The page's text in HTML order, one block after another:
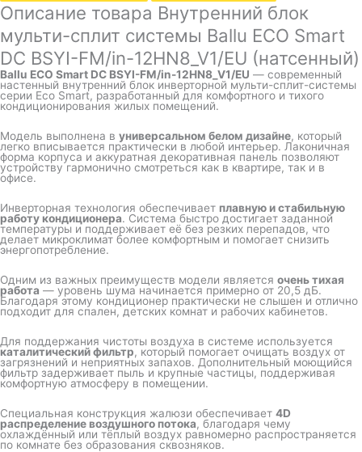
Описание товара Внутренний блок
мульти-сплит системы Ballu ECO Smart
DC BSYI-FM/in-12HN8_V1/EU (натсенный)
Ballu ECO Smart DC BSYI-FM/in-12HN8_V1/EU — современный
настенный внутренний блок инверторной мульти-сплит-системы
серии Eco Smart, разработанный для комфортного и тихого
кондиционирования жилых помещений.
Модель выполнена в универсальном белом дизайне, который
легко вписывается практически в любой интерьер. Лаконичная
форма корпуса и аккуратная декоративная панель позволяют
устройству гармонично смотреться как в квартире, так и в
офисе.
Инверторная технология обеспечивает плавную и стабильную
работу кондиционера. Система быстро достигает заданной
температуры и поддерживает её без резких перепадов, что
делает микроклимат более комфортным и помогает снизить
энергопотребление.
Одним из важных преимуществ модели является очень тихая
работа — уровень шума начинается примерно от 20,5 дБ.
Благодаря этому кондиционер практически не слышен и отлично
подходит для спален, детских комнат и рабочих кабинетов.
Для поддержания чистоты воздуха в системе используется
каталитический фильтр, который помогает очищать воздух от
загрязнений и неприятных запахов. Дополнительный моющийся
фильтр задерживает пыль и крупные частицы, поддерживая
комфортную атмосферу в помещении.
Специальная конструкция жалюзи обеспечивает 4D
распределение воздушного потока, благодаря чему
охлаждённый или тёплый воздух равномерно распространяется
по комнате без образования сквозняков.